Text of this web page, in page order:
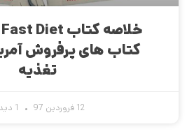
کتاب های پرفروش
تغذیه
12 فروردین 97